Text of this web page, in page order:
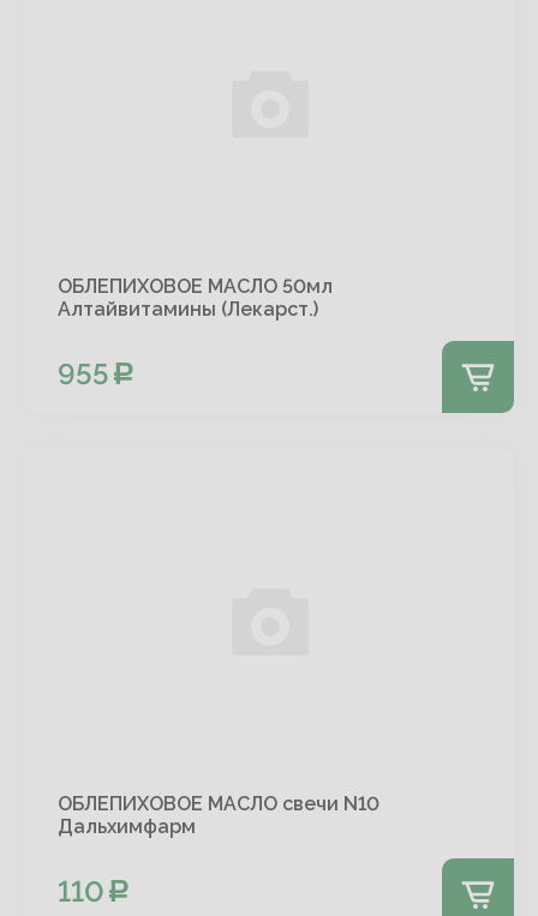
ОБЛЕПИХОВОЕ МАСЛО 50мл
Алтайвитамины (Лекарст.)
955
ОБЛЕПИХОВОЕ МАСЛО свечи N10
Дальхимфарм
110